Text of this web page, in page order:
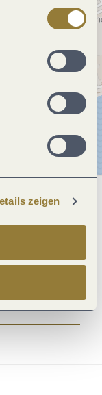
"Alle
in der Nutzung
zeigen